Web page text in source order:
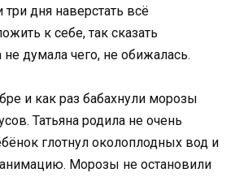
дня наверстать всё
к себе, так сказать
не думала чего, не обижалась.
и как раз бабахнули морозы
Татьяна родила не очень
глотнул околоплодных вод и
Морозы не остановили